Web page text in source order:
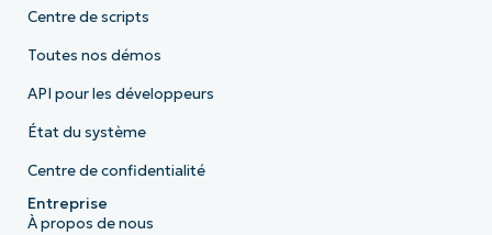
Centre de scripts
Toutes nos démos
API pour les développeurs
État du système
Centre de confidentialité
Entreprise
À propos de nous